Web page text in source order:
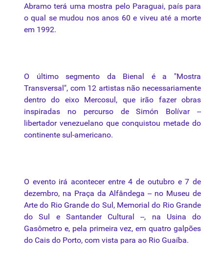
Abramo terá uma mostra pelo Paraguai, país para
o qual se mudou nos anos 60 e viveu até a morte
em 1992.
O último segmento da Bienal é a "Mostra
Transversal", com 12 artistasnão necessariamente
dentro do eixo Mercosul, queirão fazer obras
inspiradas no percurso de Simón Bolívar --
libertador venezuelano que conquistou metade do
continente sul-americano.
O evento irá acontecer entre 4 de outubro e 7 de
dezembro, na Praça da Alfândega -- no Museu de
Arte do Rio Grande do Sul, Memorial do Rio Grande
do Sul e Santander Cultural --, na Usina do
Gasômetro e, pela primeira vez, em quatro galpões
do Cais do Porto, com vista para ao Rio Guaíba.